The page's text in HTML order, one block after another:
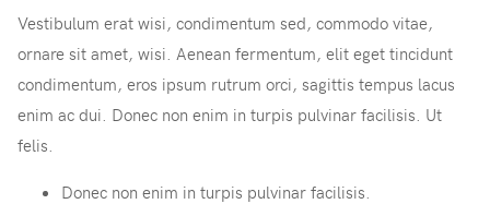
Vestibulum erat wisi, condimentum sed, commodo vitae,
ornare sit amet, wisi. Aenean fermentum, elit eget tincidunt
condimentum, eros ipsum rutrum orci, sagittis tempus lacus
enim ac dui. Donec non enim in turpis pulvinar facilisis. Ut
felis.
Donec non enim in turpis pulvinar facilisis.